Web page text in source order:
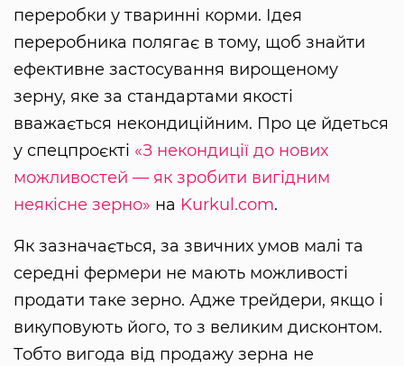
переробки у тваринні корми. Ідея
переробника полягає в тому, щоб знайти
ефективне застосування вирощеному
зерну, яке за стандартами якості
вважається некондиційним. Про це йдеться
у спецпроєкті «З некондиції до нових
можливостей — як зробити вигідним
неякісне зерно» на Kurkul.com.
Як зазначається, за звичних умов малі та
середні фермери не мають можливості
продати таке зерно. Адже трейдери, якщо і
викуповують його, то з великим дисконтом.
Тобто вигода від продажу зерна не